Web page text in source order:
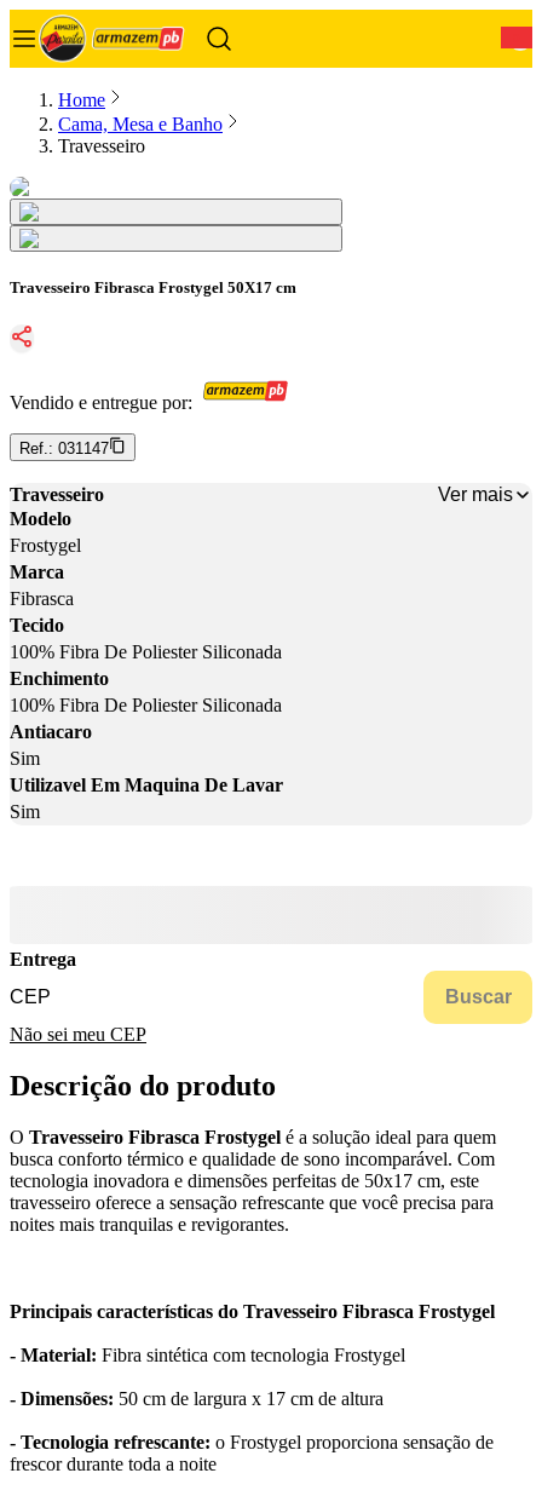
Home
Cama, Mesa e Banho
Travesseiro
Travesseiro Fibrasca Frostygel 50X17 cm
Vendido e entregue por:
Ref.: 031147
Travesseiro
Ver mais
Modelo
Frostygel
Marca
Fibrasca
Tecido
100% Fibra De Poliester Siliconada
Enchimento
100% Fibra De Poliester Siliconada
Antiacaro
Sim
Utilizavel Em Maquina De Lavar
Sim
Entrega
Buscar
Não sei meu CEP
Descrição do produto
O Travesseiro Fibrasca Frostygel é a solução ideal para quem
busca conforto térmico e qualidade de sono incomparável. Com
tecnologia inovadora e dimensões perfeitas de 50x17 cm, este
travesseiro oferece a sensação refrescante que você precisa para
noites mais tranquilas e revigorantes.
Principais características do Travesseiro Fibrasca Frostygel
- Material: Fibra sintética com tecnologia Frostygel
- Dimensões: 50 cm de largura x 17 cm de altura
- Tecnologia refrescante: o Frostygel proporciona sensação de
frescor durante toda a noite